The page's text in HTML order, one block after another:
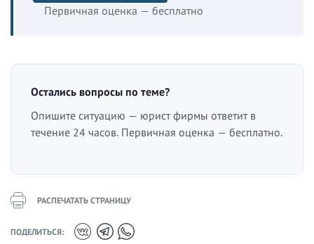
Первичная оценка — бесплатно
Остались вопросы по теме?
Опишите ситуацию — юрист фирмы ответит в
течение 24 часов. Первичная оценка — бесплатно.
РАСПЕЧАТАТЬ СТРАНИЦУ
ПОДЕЛИТЬСЯ: